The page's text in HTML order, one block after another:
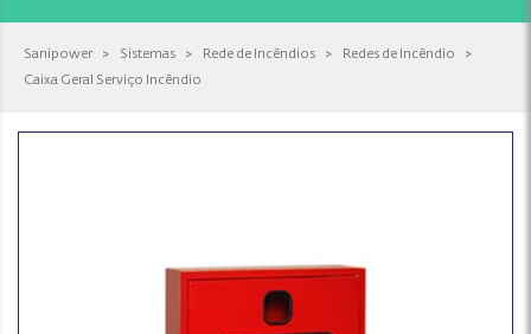
Sanipower > Sistemas > Rede de Incêndios > Redes de Incêndio
>
Caixa Geral Serviço Incêndio